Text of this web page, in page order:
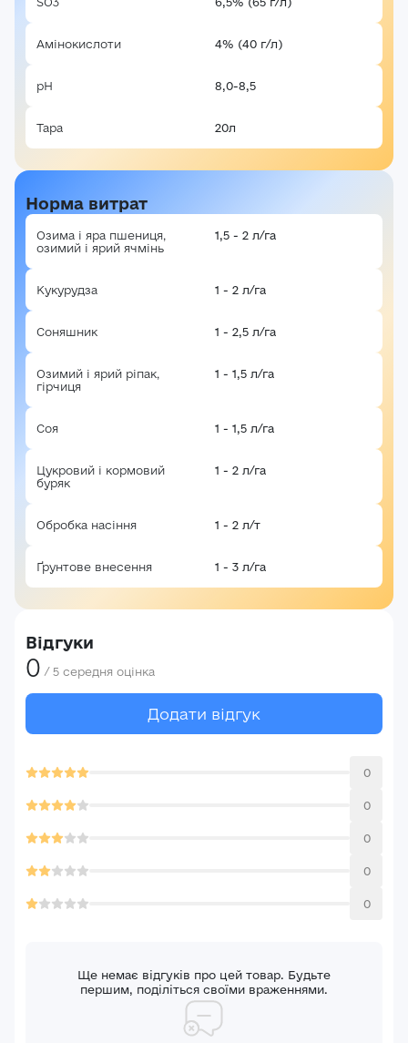
Амінокислоти 4% (40 г/л)
рН 8,0-8,5
Тара 20л
Норма витрат
Озима і яра пшениця,
озимий і ярий ячмінь
1,5 - 2 л/га
Кукурудза 1 - 2 л/га
Соняшник 1 - 2,5 л/га
Озимий і ярий ріпак,
гірчиця
1 - 1,5 л/га
Соя 1 - 1,5 л/га
Цукровий і кормовий
буряк
1 - 2 л/га
Обробка насіння 1 - 2 л/т
Ґрунтове внесення 1 - 3 л/га
Відгуки
0 / 5 середня оцінка
Додати відгук
0
0
0
0
0
Ще немає відгуків про цей товар. Будьте
першим, поділіться своїми враженнями.
Ваші враження*
E-mail*
Пароль*
Забули пароль?
Увійти